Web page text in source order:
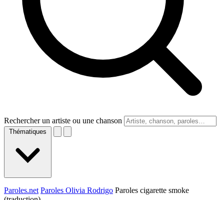
Rechercher un artiste ou une chanson
Thématiques
Paroles.net Paroles Olivia Rodrigo Paroles cigarette smoke